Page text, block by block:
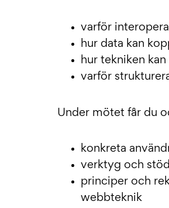
varför
hur data kan
hur tekniken
varför
Under mötet får du
konkreta
verktyg och
principer och
webbteknik